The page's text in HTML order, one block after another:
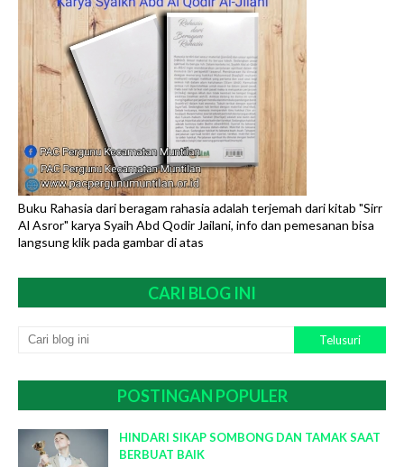
Buku Rahasia dari beragam rahasia adalah terjemah dari kitab "Sirr
Al Asror" karya Syaih Abd Qodir Jailani, info dan pemesanan bisa
langsung klik pada gambar di atas
CARI BLOG INI
POSTINGAN POPULER
HINDARI SIKAP SOMBONG DAN TAMAK SAAT
BERBUAT BAIK